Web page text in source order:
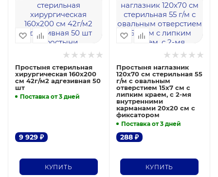
Простыня стерильная
хирургическая 160х200
см 42г/м2 адгезивная 50
шт
Поставка от 3 дней
9 929 ₽
КУПИТЬ
Простыня наглазник
120х70 см стерильная 55
г/м с овальным
отверстием 15х7 см с
липким краем, с 2-мя
внутренними
карманами 20х20 см с
фиксатором
Поставка от 3 дней
288₽
КУПИТЬ